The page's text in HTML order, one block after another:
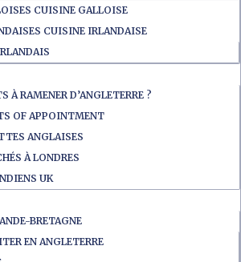
CUISINE GALLOISE
CUISINE IRLANDAISE
À RAMENER D’ANGLETERRE ?
OF APPOINTMENT
ANGLAISES
À LONDRES
UK
BRETAGNE
EN ANGLETERRE